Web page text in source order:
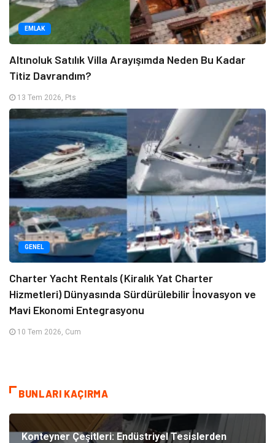
EMLAK
Altınoluk Satılık Villa Arayışımda Neden Bu Kadar
Titiz Davrandım?
13 Tem 2026, Pts
GENEL
Charter Yacht Rentals (Kiralık Yat Charter
Hizmetleri) Dünyasında Sürdürülebilir İnovasyon ve
Mavi Ekonomi Entegrasyonu
10 Tem 2026, Cum
BUNLARI KAÇIRMA
Konteyner Çeşitleri: Endüstriyel Tesislerden